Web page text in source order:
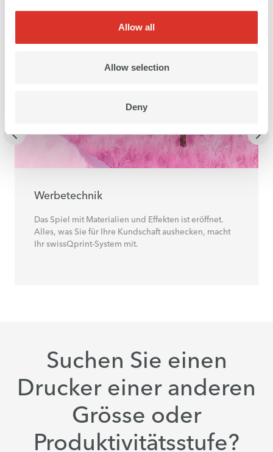
Allow all
Allow selection
Deny
Werbetechnik
Das Spiel mit Materialien und Effekten ist eröffnet.
Alles, was Sie für Ihre Kundschaft aushecken, macht
Ihr swissQprint-System mit.
Suchen Sie einen
Drucker einer anderen
Grösse oder
Produktivitätsstufe?